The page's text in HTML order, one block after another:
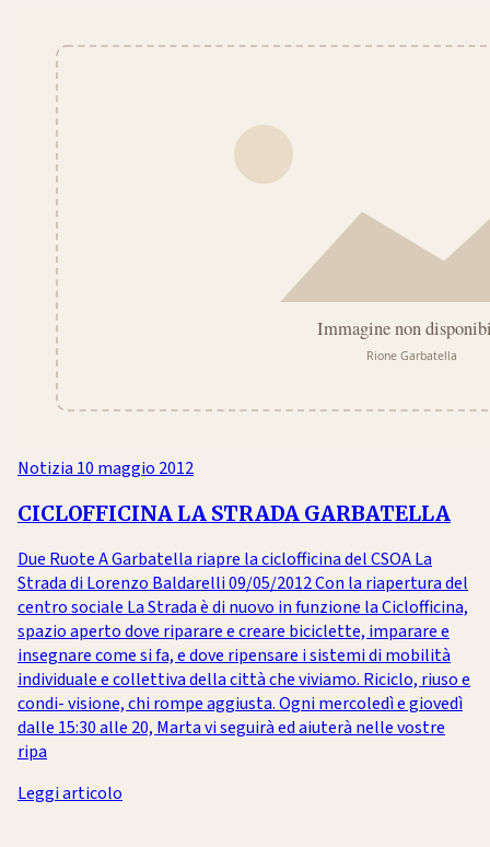
Notizia10 maggio 2012
CICLOFFICINA LA STRADA GARBATELLA
Due Ruote A Garbatella riapre la ciclofficina del CSOA La
Strada di Lorenzo Baldarelli 09/05/2012 Con la riapertura del
centro sociale La Strada è di nuovo in funzione la Ciclofficina,
spazio aperto dove riparare e creare biciclette, imparare e
insegnare come si fa, e dove ripensare i sistemi di mobilità
individuale e collettiva della città che viviamo. Riciclo, riuso e
condi- visione, chi rompe aggiusta. Ogni mercoledì e giovedì
dalle 15:30 alle 20, Marta vi seguirà ed aiuterà nelle vostre
ripa
Leggi articolo